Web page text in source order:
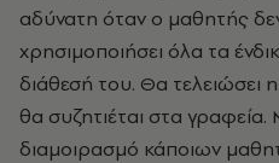
αδύνατη όταν ο μαθητής δεν
χρησιμοποιήσει όλα τα
διάθεσή του. Θα τελειώσει
θα συζητιέται στα γραφεία.
διαμοιρασμό κάποιων